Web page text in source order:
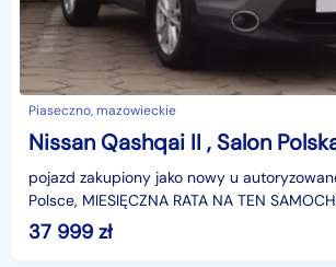
Piaseczno, mazowieckie
pojazd zakupiony jako nowy u
Polsce, MIESIĘCZNA RATA NA TEN SAMOCHÓD JUŻ OD 226
PLN*Podana w ogłoszeniu lokalizacja
37 999 zł